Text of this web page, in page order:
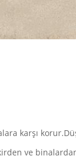
karşı
ve